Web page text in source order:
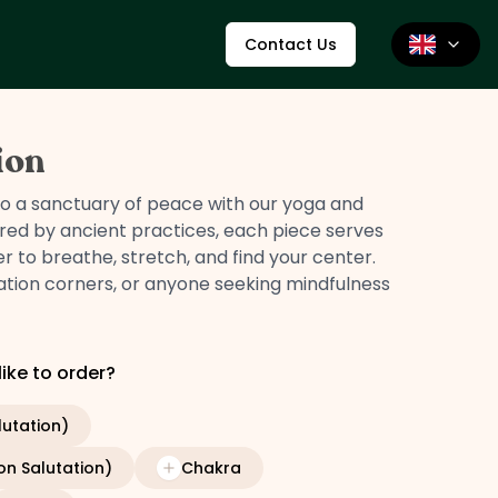
Contact Us
a sanctuary of peace with our yoga and
by ancient practices, each piece serves
to breathe, stretch, and find your center.
corners, or anyone seeking mindfulness
to order?
Salutation)
Chakra